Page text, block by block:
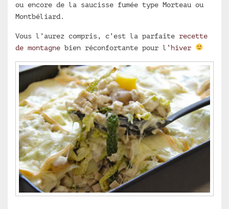
ou encore de la saucisse fumée type Morteau ou
Montbéliard.
Vous l’aurez compris, c’est la parfaite recette
de montagne bien réconfortante pour l ‘hiver